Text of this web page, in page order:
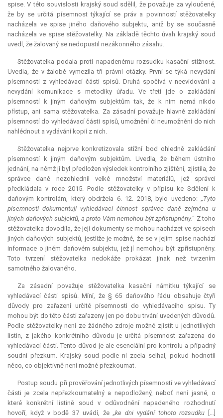
spise. V této souvislosti krajský soud sdělil, že považuje za vyloučené,
že by se určitá písemnost týkající se práv a povinností stěžovatelky
nacházela ve spise jiného daňového subjektu, aniž by se současně
nacházela ve spise stěžovatelky. Na základě těchto úvah krajský soud
uvedl, že žalovaný se nedopustil nezákonného zásahu.
Stěžovatelka podala proti napadenému rozsudku kasační stížnost.
Uvedla, že v žalobě vymezila tři právní otázky. První se týká nevydání
písemnosti z vyhledávací části spisů. Druhá spočívá v neevidování a
nevydání komunikace s metodiky úřadu. Ve třetí jde o zakládání
písemností k jiným daňovým subjektům tak, že k nim nemá nikdo
přístup, ani sama stěžovatelka. Za zásadní považuje hlavně zakládání
písemností do vyhledávací části spisů, umožnění či neumožnění do nich
nahlédnout a vydávání kopií z nich.
Stěžovatelka nejprve konkretizovala stížní bod ohledně zakládání
písemností k jiným daňovým subjektům. Uvedla, že během ústního
jednání, na němž jí byl předložen výsledek kontrolního zjištění, zjistila, že
správce daně nezohlednil velké množství materiálů, jež správci
předkládala v roce 2015. Podle stěžovatelky v přípisu ke Sdělení k
daňovým kontrolám, který obdržela 6. 12. 2018, bylo uvedeno: „Tyto
písemnosti dokumentují vyhledávací činnost správce daně zejména u
jiných daňových subjektů, a proto Vám nemohou být zpřístupněny.“ Z toho
stěžovatelka dovodila, že její dokumenty se mohou nacházet ve spisech
jiných daňových subjektů, jestliže je možné, že se v jejím spise nachází
informace o jiném daňovém subjektu, jež jí nemohou být zpřístupněny.
Toto tvrzení stěžovatelka nedokáže prokázat jinak než tvrzením
samotného žalovaného.
Za zásadní považuje stěžovatelka kasační námitku týkající se
vyhledávací části spisů. Míní, že § 65 daňového řádu obsahuje čtyři
důvody pro zařazení určité písemnosti do vyhledávacího spisu. Ty
mohou být do této části zařazeny jen po dobu trvání uvedených důvodů.
Podle stěžovatelky není ze žádného zdroje možné zjistit u jednotlivých
listin, z jakého konkrétního důvodu je určitá písemnost zařazena do
vyhledávací části. Tento důvod je ale esenciální pro kontrolu a případný
soudní přezkum. Krajský soud podle ní zcela selhal, pokud hodnotil
něco, co objektivně není možné přezkoumat.
Postup soudu při prověřování jednotlivých písemností ve vyhledávací
části je zcela nepřezkoumatelný a nepodložený, neboť není jasné, o
které konkrétní listině soud v odůvodnění napadeného rozhodnutí
hovoří, když v bodě 37 uvádí, že „ke dni vydání tohoto rozsudku […]